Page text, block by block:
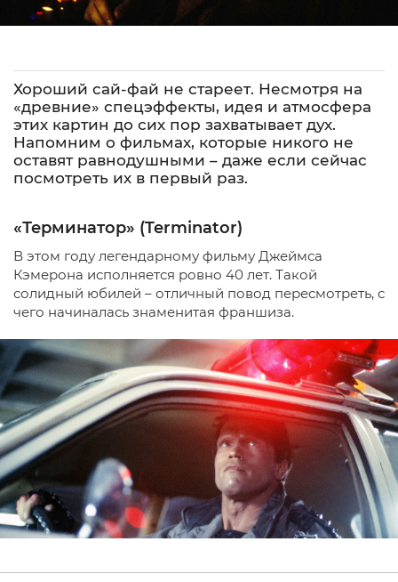
Хороший сай-фай не стареет. Несмотря на
«древние» спецэффекты, идея и атмосфера
этих картин до сих пор захватывает дух.
Напомним о фильмах, которые никого не
оставят равнодушными – даже если сейчас
посмотреть их в первый раз.
«Терминатор» (Terminator)
В этом году легендарному фильму Джеймса
Кэмерона исполняется ровно 40 лет. Такой
солидный юбилей – отличный повод пересмотреть, с
чего начиналась знаменитая франшиза.